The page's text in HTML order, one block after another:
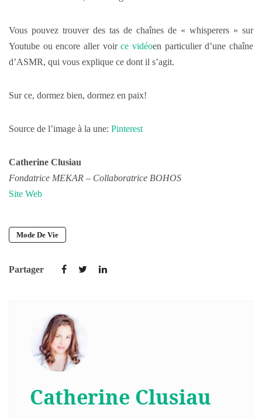
Vous pouvez trouver des tas de chaînes de « whisperers » sur
Youtube ou encore aller voirce vidéoen particulier d’une chaîne
d’ASMR, qui vous explique ce dont il s’agit.
Sur ce, dormez bien, dormez en paix!
Source de l’image à la une: Pinterest
Catherine Clusiau
Fondatrice MEKAR – Collaboratrice BOHOS
Site Web
Mode De Vie
Partager
Catherine Clusiau